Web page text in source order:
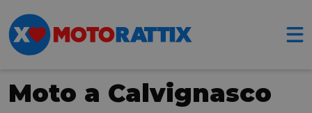
Moto a Calvignasco